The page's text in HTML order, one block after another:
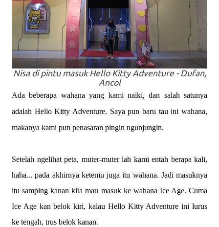
Nisa di pintu masuk Hello Kitty Adventure - Dufan,
Ancol
Ada beberapa wahana yang kami naiki, dan salah satunya
adalah Hello Kitty Adventure. Saya pun baru tau ini wahana,
makanya kami pun penasaran pingin ngunjungin.
Setelah ngelihat peta, muter-muter lah kami entah berapa kali,
haha... pada akhirnya ketemu juga itu wahana. Jadi masuknya
itu samping kanan kita mau masuk ke wahana Ice Age. Cuma
Ice Age kan belok kiri, kalau Hello Kitty Adventure ini lurus
ke tengah, trus belok kanan.